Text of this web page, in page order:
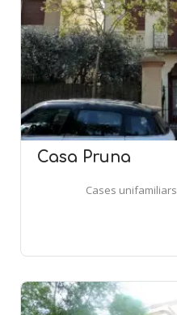
Casa Pruna
Cases unifamiliars